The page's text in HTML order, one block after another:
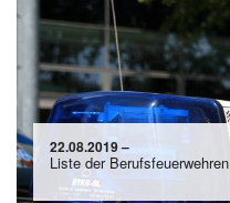
22.08.2019 –
Liste der Berufsfeuerwehren